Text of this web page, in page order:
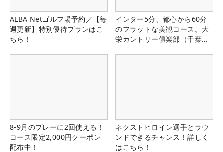
ALBA Netゴルフ場予約／【毎
週更新】特別優待プランはこ
ちら！
インター5分、都心から60分
のフラットな美観コース。大
栄カントリー俱楽部（千葉
8-9月のプレーに2回使える！
コース限定2,000円クーポン
配布中！
ネクストヒロイン選手とラウ
ンドできるチャンス！詳しく
はこちら！